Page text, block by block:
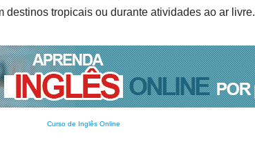
tropicais ou durante atividades ao ar livre.
Curso de Inglês Online